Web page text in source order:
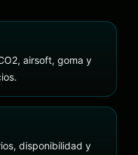
airsoft, goma y
disponibilidad y